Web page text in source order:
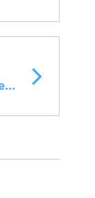
Liste des délibérations du conseil municipal du 24 juin 2025